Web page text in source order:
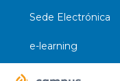
Sede Electrónica
e-learning